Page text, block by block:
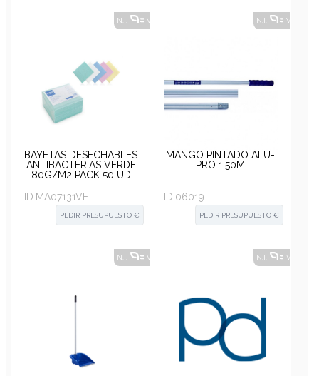
N.I. VER ALTERNATIVAS
BAYETAS DESECHABLES
ANTIBACTERIAS VERDE
80G/M2 PACK 50 UD
ID:MA07131VE
PEDIR PRESUPUESTO €
N.I. VER
MANGO PINTADO ALU-
PRO 1.50M
ID:06019
PEDIR PRESUPUESTO €
N.I. VER ALTERNATIVAS N.I. VER